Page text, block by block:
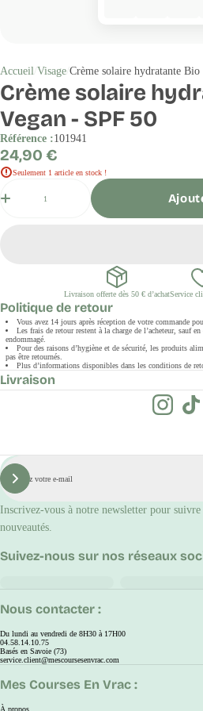
Accueil Visage Crème solaire hydratante
Crème solaire
Vegan - SPF 50
Référence :101941
Prix
régulier
24,90 €
Seulement 1 article en stock !
Livraison offerte dès 50 € d’achatService
Politique de retour
Vous avez 14 jours après réception de votre commande
Les frais de retour restent à la charge de l’acheteur, sauf
endommagé.
Pour des raisons d’hygiène et de sécurité, les produits
pas être retournés.
Plus d’informations disponibles dans les conditions de
Livraison
E-
mail
S'inscrire
Inscrivez-vous à notre newsletter pour suivre
nouveautés.
Nous contacter :
Du lundi au vendredi de 8H30 à 17H00
04.58.14.10.75
Basés en Savoie (73)
service.client@mescoursesenvrac.com
Mes Courses En Vrac :
À propos
Suivez-nous sur nos réseaux